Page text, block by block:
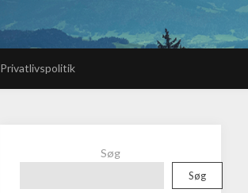
Privatlivspolitik
Søg
Søg